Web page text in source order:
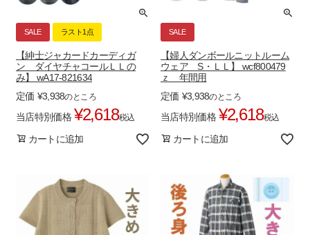
SALE ラスト1点
【紳士ジャカードカーディガ
ン ダイヤチャコールＬＬの
み】 wA17-821634
定価 ¥3,938のところ
当店特別価格 ¥2,618税込
カートに追加
SALE
【婦人ダンボールニットルーム
ウェア S・ＬＬ】 wcf800479
ｚ 年間用
定価 ¥3,938のところ
当店特別価格 ¥2,618税込
カートに追加